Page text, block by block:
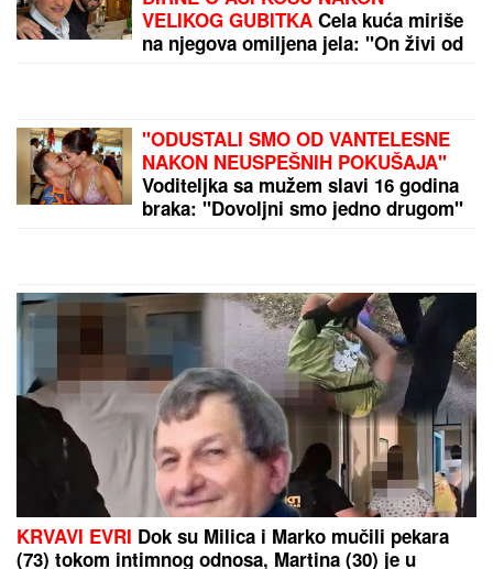
pravu istinu o svom braku: "Sramota nas je"
"DUNAV ĆEMO PREBRODITI, NIS NAM JE
NAJVAŽNIJI"
Đedović Handanović: Nadamo se
skoroj finalizaciji dogovora između "Gaspromnjefta"
by Aklamator
PREPORUKA ZA VAS